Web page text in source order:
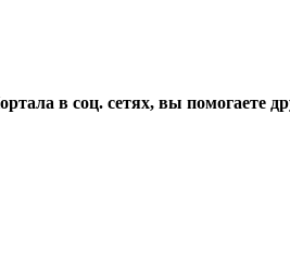
в соц. сетях, вы помогаете